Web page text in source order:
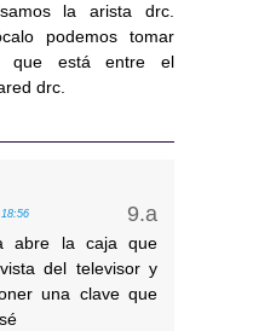
la arista drc.
podemos tomar
que está entre el
drc.
abre la caja que
del televisor y
una clave que